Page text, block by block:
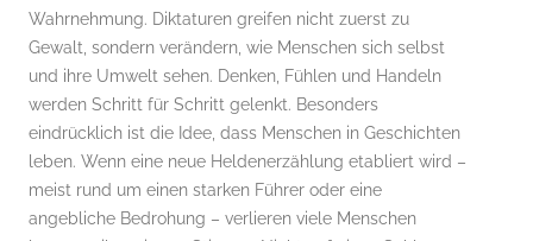
Wahrnehmung. Diktaturen greifen nicht zuerst zu
Gewalt, sondern verändern, wie Menschen sich selbst
und ihre Umwelt sehen. Denken, Fühlen und Handeln
werden Schritt für Schritt gelenkt. Besonders
eindrücklich ist die Idee, dass Menschen in Geschichten
leben. Wenn eine neue Heldenerzählung etabliert wird –
meist rund um einen starken Führer oder eine
angebliche Bedrohung – verlieren viele Menschen